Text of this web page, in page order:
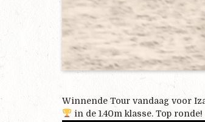
Winnende Tour vandaag voor
in de 1.40m klasse. Top ronde!